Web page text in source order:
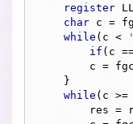
register
char c =
while (c <
if (c
while (c >=